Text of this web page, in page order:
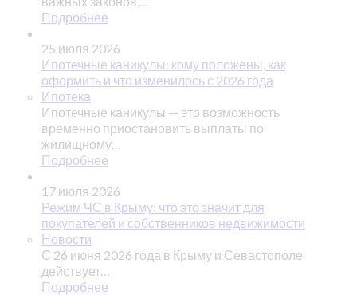
Подробнее
25 июля 2026
Ипотечные каникулы: кому положены, как
оформить и что изменилось с 2026 года
Ипотека
Ипотечные каникулы — это возможность
временно приостановить выплаты по
жилищному…
Подробнее
17 июля 2026
Режим ЧС в Крыму: что это значит для
покупателей и собственников недвижимости
Новости
С 26 июня 2026 года в Крыму и Севастополе
действует…
Подробнее